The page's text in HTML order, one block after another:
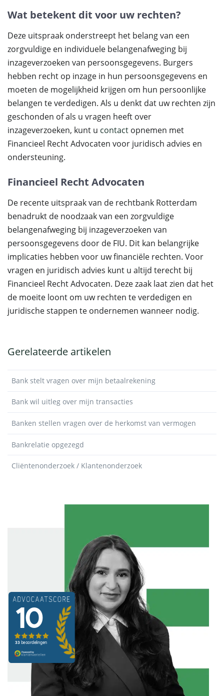
Wat betekent dit voor uw rechten?
Deze uitspraak onderstreept het belang van een
zorgvuldige en individuele belangenafweging bij
inzageverzoeken van persoonsgegevens. Burgers
hebben recht op inzage in hun persoonsgegevens en
moeten de mogelijkheid krijgen om hun persoonlijke
belangen te verdedigen. Als u denkt dat uw rechten zijn
geschonden of als u vragen heeft over
inzageverzoeken, kunt u contact opnemen met
Financieel Recht Advocaten voor juridisch advies en
ondersteuning.
Financieel Recht Advocaten
De recente uitspraak van de rechtbank Rotterdam
benadrukt de noodzaak van een zorgvuldige
belangenafweging bij inzageverzoeken van
persoonsgegevens door de FIU. Dit kan belangrijke
implicaties hebben voor uw financiële rechten. Voor
vragen en juridisch advies kunt u altijd terecht bij
Financieel Recht Advocaten. Deze zaak laat zien dat het
de moeite loont om uw rechten te verdedigen en
juridische stappen te ondernemen wanneer nodig.
Gerelateerde artikelen
Bank stelt vragen over mijn betaalrekening
Bank wil uitleg over mijn transacties
Banken stellen vragen over de herkomst van vermogen
Bankrelatie opgezegd
Cliëntenonderzoek / Klantenonderzoek